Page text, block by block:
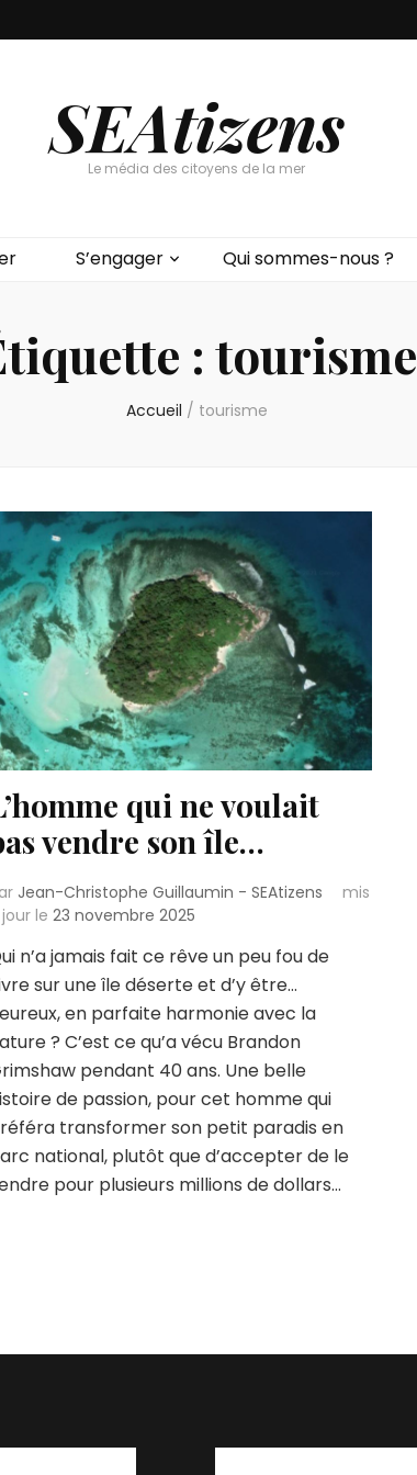
SEAtizens
Le média des citoyens de la mer
S’engager Qui sommes-nous ?
: tourisme
Accueil / tourisme
qui ne voulait
vendre son île…
Jean-Christophe Guillaumin - SEAtizens
mis
le 23 novembre 2025
n’a jamais fait ce rêve un peu fou de
sur une île déserte et d’y être…
en parfaite harmonie avec la
? C’est ce qu’a vécu Brandon
pendant 40 ans. Une belle
de passion, pour cet homme qui
transformer son petit paradis en
national, plutôt que d’accepter de le
pour plusieurs millions de dollars…